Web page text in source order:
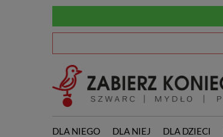
DLA NIEGO DLA NIEJ DLA DZIECI